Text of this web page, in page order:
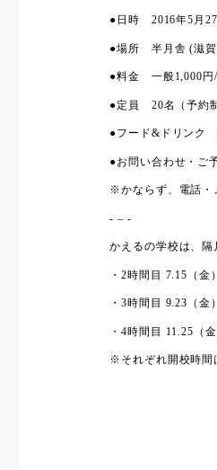
●日時 2016年5月
●場所 半月舎 (滋賀
●料金 一般1,000
●定員 20名（予約
●フード&ドリンク
●お問い合わせ・ご
※かならず、電話・
- – -
かえるの学校は、隔
・2時間目 7.15（金
・3時間目 9.23（金
・4時間目 11.25（
※それぞれ開校時間